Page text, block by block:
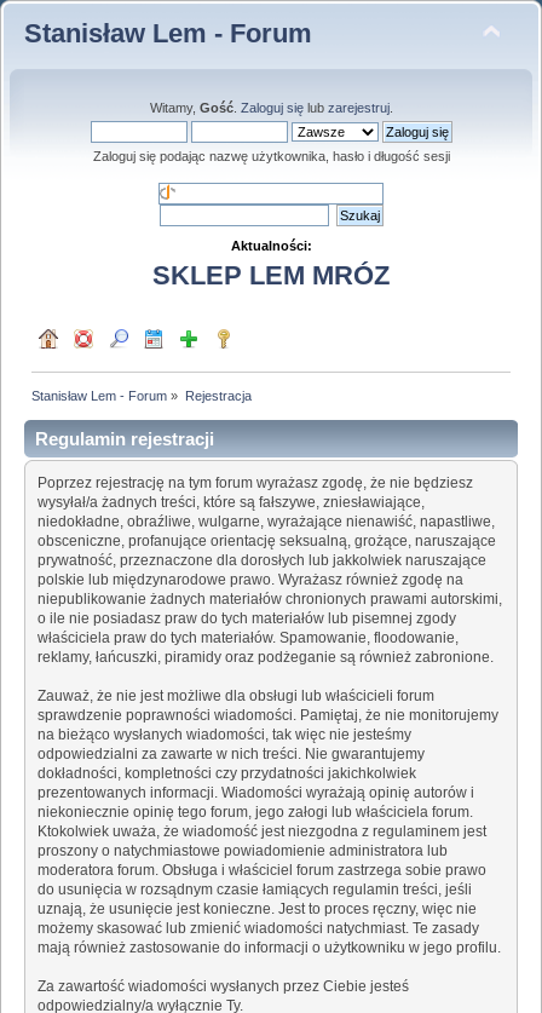
Stanisław Lem - Forum
Witamy, Gość. Zaloguj sięlub zarejestruj.
Zaloguj się podając nazwę użytkownika, hasło i długość sesji
Aktualności:
SKLEP LEM MRÓZ
Stanisław Lem - Forum » Rejestracja
Regulamin rejestracji
Poprzez rejestrację na tym forum wyrażasz zgodę, że nie będziesz
wysyłał/a żadnych treści, które są fałszywe, zniesławiające,
niedokładne, obraźliwe, wulgarne, wyrażające nienawiść, napastliwe,
obsceniczne, profanujące orientację seksualną, grożące, naruszające
prywatność, przeznaczone dla dorosłych lub jakkolwiek naruszające
polskie lub międzynarodowe prawo. Wyrażasz również zgodę na
niepublikowanie żadnych materiałów chronionych prawami autorskimi,
o ile nie posiadasz praw do tych materiałów lub pisemnej zgody
właściciela praw do tych materiałów. Spamowanie, floodowanie,
reklamy, łańcuszki, piramidy oraz podżeganie są również zabronione.
Zauważ, że nie jest możliwe dla obsługi lub właścicieli forum
sprawdzenie poprawności wiadomości. Pamiętaj, że nie monitorujemy
na bieżąco wysłanych wiadomości, tak więc nie jesteśmy
odpowiedzialni za zawarte w nich treści. Nie gwarantujemy
dokładności, kompletności czy przydatności jakichkolwiek
prezentowanych informacji. Wiadomości wyrażają opinię autorów i
niekoniecznie opinię tego forum, jego załogi lub właściciela forum.
Ktokolwiek uważa, że wiadomość jest niezgodna z regulaminem jest
proszony o natychmiastowe powiadomienie administratora lub
moderatora forum. Obsługa i właściciel forum zastrzega sobie prawo
do usunięcia w rozsądnym czasie łamiących regulamin treści, jeśli
uznają, że usunięcie jest konieczne. Jest to proces ręczny, więc nie
możemy skasować lub zmienić wiadomości natychmiast. Te zasady
mają również zastosowanie do informacji o użytkowniku w jego profilu.
Za zawartość wiadomości wysłanych przez Ciebie jesteś
odpowiedzialny/a wyłącznie Ty.